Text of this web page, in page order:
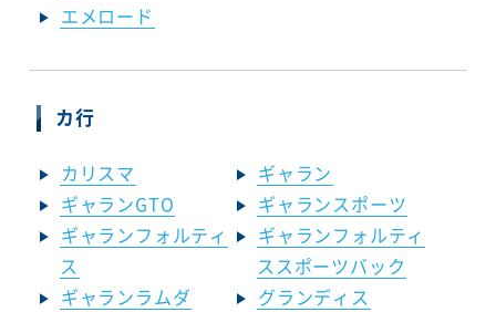
エメロード
カ行
カリスマ
ギャラン
ギャランGTO
ギャランスポーツ
ギャランフォルティ
ス
ギャランフォルティ
ススポーツバック
ギャランラムダ
グランディス